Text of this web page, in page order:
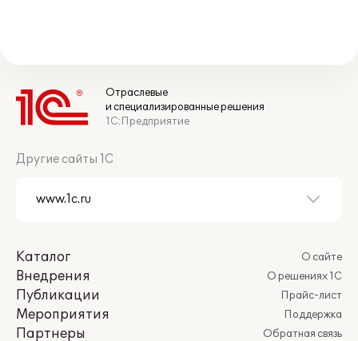
Отраслевые
и специализированные решения
1С:Предприятие
Другие сайты 1С
Каталог
Внедрения
Публикации
Мероприятия
Партнеры
О сайте
О решениях 1С
Прайс-лист
Поддержка
Обратная связь